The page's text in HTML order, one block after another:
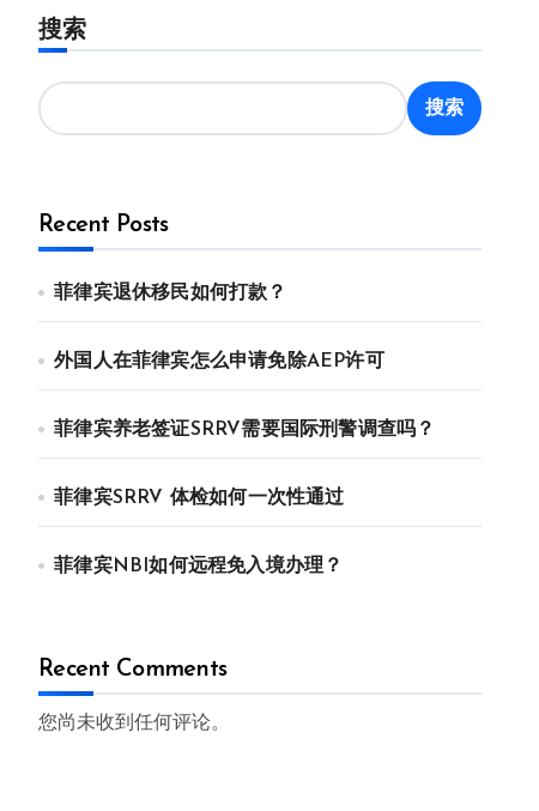
搜索
搜索
Recent Posts
菲律宾退休移民如何打款？
外国人在菲律宾怎么申请免除AEP许可
菲律宾养老签证SRRV需要国际刑警调查吗？
菲律宾SRRV 体检如何一次性通过
菲律宾NBI如何远程免入境办理？
Recent Comments
您尚未收到任何评论。